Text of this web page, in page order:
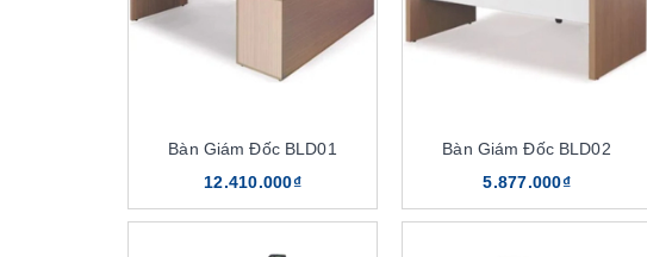
Bàn Giám Đốc BLD01
12.410.000₫
Bàn Giám Đốc BLD02
5.877.000₫